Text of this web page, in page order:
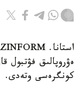
كونگرەسى وتەدى.